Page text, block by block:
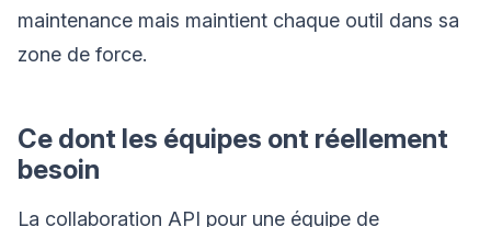
maintenance mais maintient chaque outil dans sa
zone de force.
Ce dont les équipes ont réellement
besoin
La collaboration API pour une équipe de